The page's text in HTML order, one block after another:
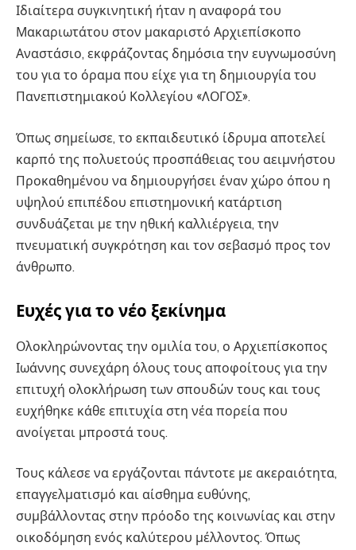
Ιδιαίτερα συγκινητική ήταν η αναφορά του
Μακαριωτάτου στον μακαριστό Αρχιεπίσκοπο
Αναστάσιο, εκφράζοντας δημόσια την ευγνωμοσύνη
του για το όραμα που είχε για τη δημιουργία του
Πανεπιστημιακού Κολλεγίου «ΛΟΓΟΣ».
Όπως σημείωσε, το εκπαιδευτικό ίδρυμα αποτελεί
καρπό της πολυετούς προσπάθειας του αειμνήστου
Προκαθημένου να δημιουργήσει έναν χώρο όπου η
υψηλού επιπέδου επιστημονική κατάρτιση
συνδυάζεται με την ηθική καλλιέργεια, την
πνευματική συγκρότηση και τον σεβασμό προς τον
άνθρωπο.
Ευχές για το νέο ξεκίνημα
Ολοκληρώνοντας την ομιλία του, ο Αρχιεπίσκοπος
Ιωάννης συνεχάρη όλους τους αποφοίτους για την
επιτυχή ολοκλήρωση των σπουδών τους και τους
ευχήθηκε κάθε επιτυχία στη νέα πορεία που
ανοίγεται μπροστά τους.
Τους κάλεσε να εργάζονται πάντοτε με ακεραιότητα,
επαγγελματισμό και αίσθημα ευθύνης,
συμβάλλοντας στην πρόοδο της κοινωνίας και στην
οικοδόμηση ενός καλύτερου μέλλοντος. Όπως